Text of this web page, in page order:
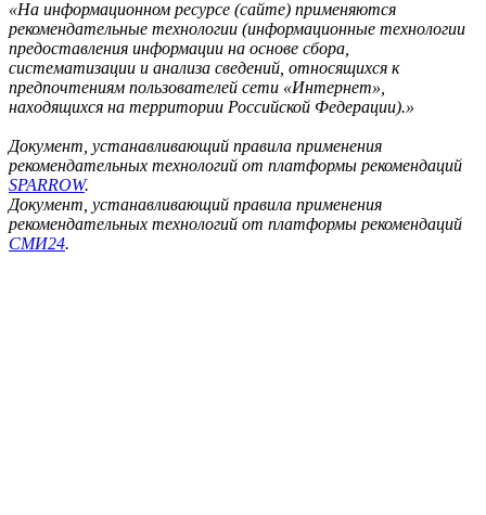
«На информационном ресурсе (сайте) применяются
рекомендательные технологии (информационные технологии
предоставления информации на основе сбора,
систематизации и анализа сведений, относящихся к
предпочтениям пользователей сети «Интернет»,
находящихся на территории Российской Федерации).»
Документ, устанавливающий правила применения
рекомендательных технологий от платформы рекомендаций
SPARROW.
Документ, устанавливающий правила применения
рекомендательных технологий от платформы рекомендаций
СМИ24.